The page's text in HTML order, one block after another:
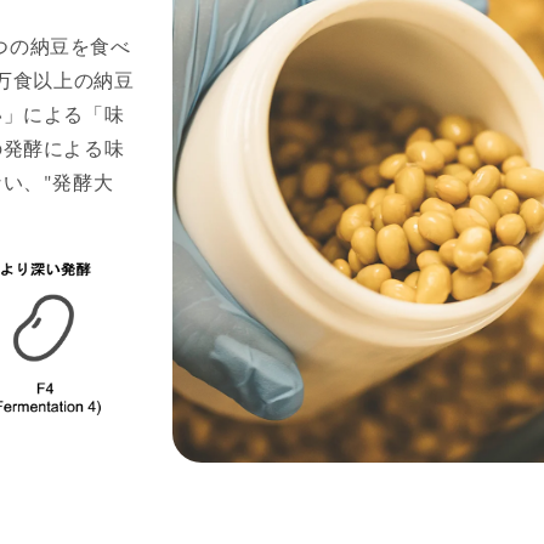
の納豆を食べ
食以上の納豆
による「味
酵による味
、"発酵大